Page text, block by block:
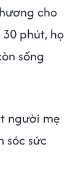
cho
phút, họ
sống
người mẹ
sóc sức